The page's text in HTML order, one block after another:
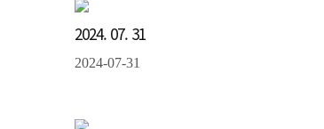
2024. 07. 31
2024-07-31